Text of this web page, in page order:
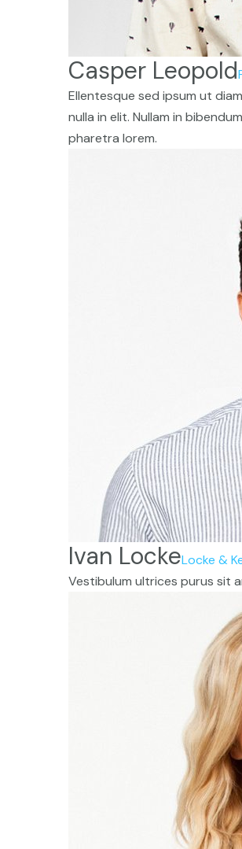
Casper Leopold
Ellentesque sed ipsum ut
nulla in elit. Nullam in
pharetra lorem.
Ivan LockeLocke &
Vestibulum ultrices purus sit